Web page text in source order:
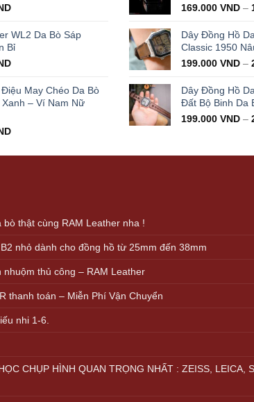
Current
is:
399.000 VND.
WL2 Da Bò Sáp
Bỉ
Current
is:
399.000 VND.
May Chéo Da Bò
– Ví Nam Nữ
Current
is:
169.000 VND –
Dây Đồng Hồ
Classic 1950
199.000 VND –
Dây Đồng Hồ
Đất Bộ Binh Da
199.000 VND –
thật cùng RAM Leather nha !
nhỏ dành cho đồng hồ từ 25mm đến 38mm
thủ công – RAM Leather
thanh toán – Miễn Phí Vận Chuyển
nhi 1-6.
CHỤP HÌNH QUAN TRỌNG NHẤT : ZEISS, LEICA,